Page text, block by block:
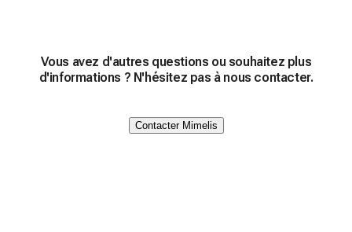
Vous avez d'autres questions ou souhaitez plus
d'informations ? N'hésitez pas à nous contacter.
Contacter Mimelis